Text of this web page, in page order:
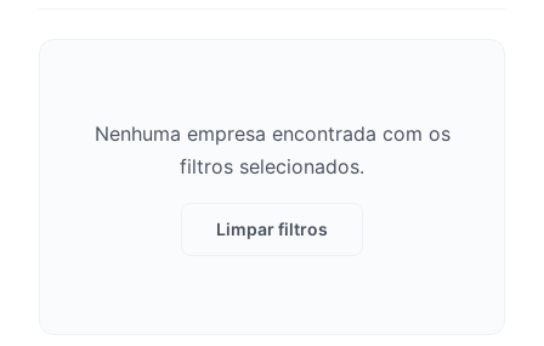
Nenhuma empresa encontrada com os
filtros selecionados.
Limpar filtros